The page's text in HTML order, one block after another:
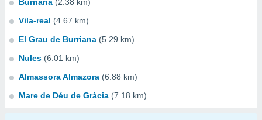
Vila-real (4.67 km)
El Grau de Burriana (5.29 km)
Nules (6.01 km)
Almassora Almazora (6.88 km)
Mare de Déu de Gràcia (7.18 km)